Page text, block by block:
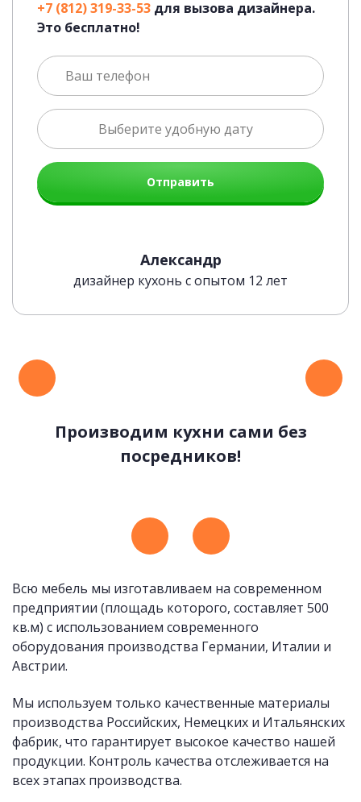
Современная Blum-фурнитура
+7 (812) 319-33-53 для вызова дизайнера.
Это бесплатно!
Отправить
Александр
дизайнер кухонь с опытом 12 лет
Производим кухни сами без
посредников!
Всю мебель мы изготавливаем на современном
предприятии (площадь которого, составляет 500
кв.м) с использованием современного
оборудования производства Германии, Италии и
Австрии.
Мы используем только качественные материалы
производства Российских, Немецких и Итальянских
фабрик, что гарантирует высокое качество нашей
продукции. Контроль качества отслеживается на
всех этапах производства.